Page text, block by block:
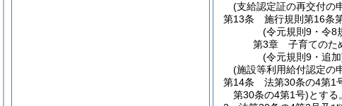
(支給認定証の再交付の
第13条
施行規則第16条
(令元規則9・令8
第3章
子育てのた
(令元規則9・追
(施設等利用給付認定の
第14条
法第30条の4第1
第30条の4第1号)とする。